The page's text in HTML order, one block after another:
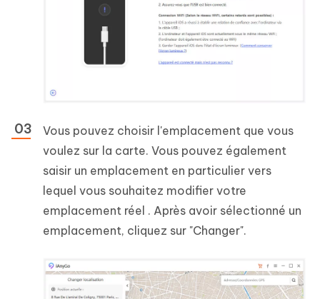
Vous pouvez choisir l'emplacement que vous
voulez sur la carte. Vous pouvez également
saisir un emplacement en particulier vers
lequel vous souhaitez modifier votre
emplacement réel . Après avoir sélectionné un
emplacement, cliquez sur "Changer".